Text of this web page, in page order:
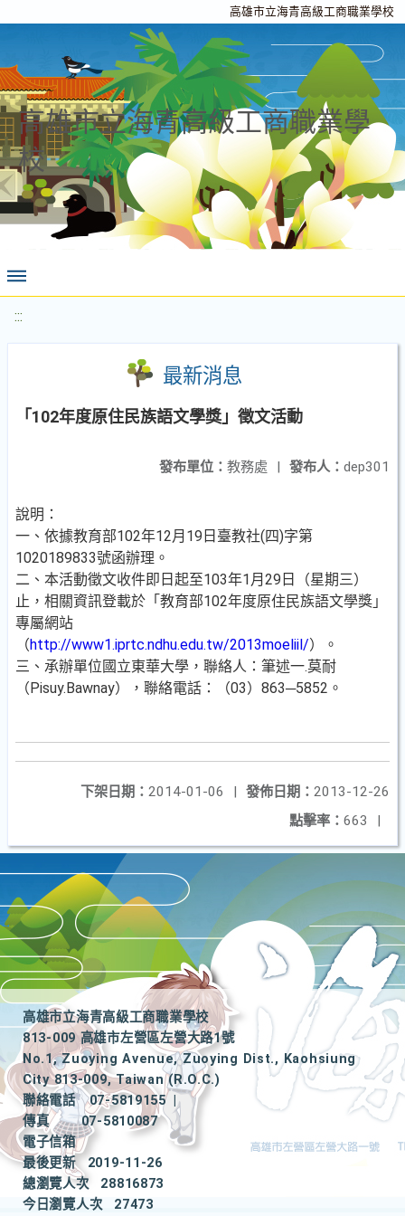
高雄市立海青高級工商職業學校
高雄市立海青高級工商職業學
校
:::
最新消息
「102年度原住民族語文學獎」徵文活動
發布人： dep301
發布單位： 教務處 |
說明：
一、依據教育部102年12月19日臺教社(四)字第
1020189833號函辦理。
二、本活動徵文收件即日起至103年1月29日（星期三）
止，相關資訊登載於「教育部102年度原住民族語文學獎」
專屬網站
（http://www1.iprtc.ndhu.edu.tw/2013moeliil/）。
三、承辦單位國立東華大學，聯絡人：筆述一.莫耐
（Pisuy.Bawnay），聯絡電話：（03）863─5852。
發佈日期： 2013-12-26
下架日期： 2014-01-06
|
點擊率： 663 |
高雄市立海青高級工商職業學校
813-009 高雄市左營區左營大路1號
No.1, Zuoying Avenue, Zuoying Dist., Kaohsiung
City 813-009, Taiwan (R.O.C.)
聯絡電話
07-5819155
|
傳真
07-5810087
電子信箱
最後更新
2019-11-26
總瀏覽人次
28816873
今日瀏覽人次
27473